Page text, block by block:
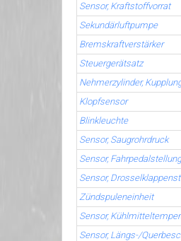
Sensor, Kraftstoffvorrat
Sekundärluftpumpe
Bremskraftverstärker
Steuergerätsatz
Nehmerzylinder,
Klopfsensor
Blinkleuchte
Sensor, Saugrohrdruck
Sensor, Fahrpedalstellung
Sensor,
Zündspuleneinheit
Sensor,
Sensor, Längs-/